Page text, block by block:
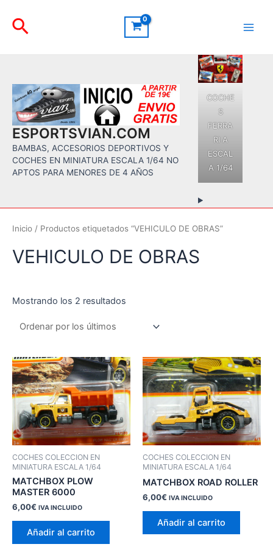
contenido
Buscar
ESPORTSVIAN.COM
BAMBAS, ACCESORIOS DEPORTIVOS Y
COCHES EN MINIATURA ESCALA 1/64 NO
APTOS PARA MENORES DE 4 AÑOS
COCHE
S
FERRA
RI A
ESCAL
A 1/64
Inicio / Productos etiquetados “VEHICULO DE OBRAS”
VEHICULO DE OBRAS
Mostrando los 2 resultados
últimos
COCHES COLECCION EN
MINIATURA ESCALA 1/64
MATCHBOX PLOW
MASTER 6000
6,00€ IVA INCLUIDO
Añadir al carrito
COCHES COLECCION EN
MINIATURA ESCALA 1/64
MATCHBOX ROAD ROLLER
6,00€ IVA INCLUIDO
Añadir al carrito